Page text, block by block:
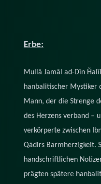
Erbe:
Mullā Jamāl ad-Dīn
hanbalitischer Mystiker
Mann, der die Strenge
des Herzens verband –
verkörperte zwischen
Qādirs Barmherzigkeit.
handschriftlichen
prägten spätere